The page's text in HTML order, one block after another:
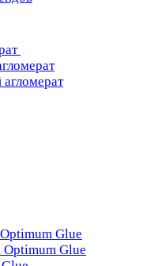
Glue
Glue